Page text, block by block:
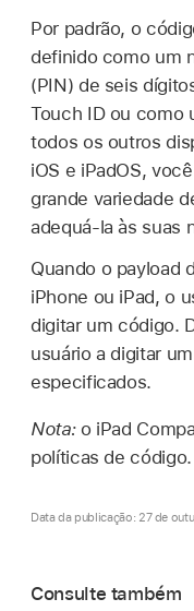
Por padrão, o
definido como um
(PIN) de seis
Touch IDou como
todos os outros
iOS e iPadOS,
grande variedade
adequá-la às suas
Quando o payload
iPhone ou iPad, o
digitar um código.
usuário a digitar
especificados.
Nota: o iPad
políticas de código.
Data da publicação: 27 de
Consulte também